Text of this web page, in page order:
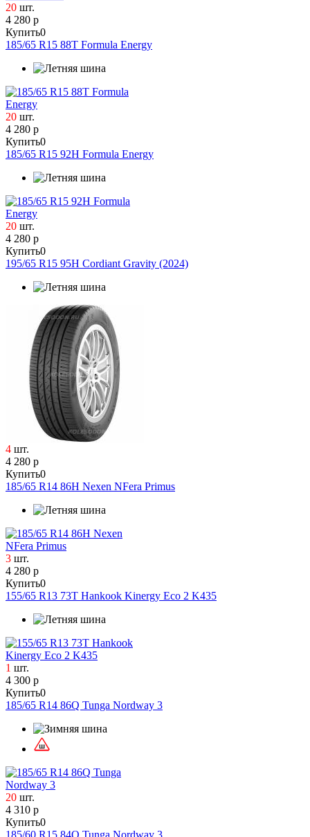
Roadx
Sailun
Superia
Tourador
Triangle
Tunga
Unistar
Viatti
WestLake
ZETA
Кама
20 шт.
4 280 р
Купить0
185/65 R15 88T Formula Energy
20 шт.
4 280 р
Купить0
185/65 R15 92H Formula Energy
20 шт.
4 280 р
Купить0
195/65 R15 95H Cordiant Gravity (2024)
4 шт.
4 280 р
Купить0
185/65 R14 86H Nexen NFera Primus
3 шт.
4 280 р
Купить0
155/65 R13 73T Hankook Kinergy Eco 2 K435
1 шт.
4 300 р
Купить0
185/65 R14 86Q Tunga Nordway 3
20 шт.
4 310 р
Купить0
185/60 R15 84Q Tunga Nordway 3